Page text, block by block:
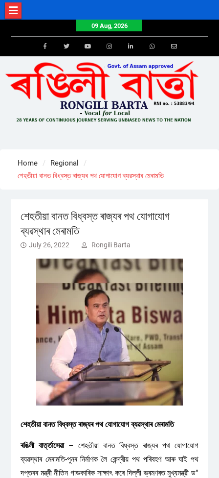
Skip
to
09 Aug, 2026
FacebookTwitterYoutube Email
Home
Regional
শেহতীয়া বানত বিধ্বস্ত ৰাজ্যৰ পথ যোগাযোগ ব্যৱস্থাৰ মেৰামতি
শেহতীয়া বানত বিধ্বস্ত ৰাজ্যৰ পথ যোগাযোগ
ব্যৱস্থাৰ মেৰামতি
July 26, 2022 Rongili Barta
শেহতীয়া বানত বিধ্বস্ত ৰাজ্যৰ পথ যোগাযোগ ব্যৱস্থাৰ মেৰামতি
ৰঙিলী বাৰ্ত্তাসেৱা– শেহতীয়া বানত বিধ্বস্ত ৰাজ্যৰ পথ যোগাযোগ
ব্যৱস্থাৰ মেৰামতি-পুনৰ নিৰ্মাণক লৈ কেন্দ্ৰীয় পথ পৰিবহণ আৰু ঘাই পথ
দপ্তৰৰ মন্ত্ৰী নীতিন গাডকাৰিক সাক্ষাৎ কৰে দিল্লী ভ্ৰমণৰত মুখ্যমন্ত্রী ড°